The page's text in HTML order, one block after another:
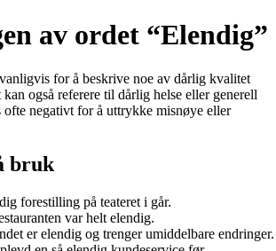
av ordet “Elendig”
for å beskrive noe av dårlig kvalitet
også referere til dårlig helse eller generell
ofte negativt for å uttrykke misnøye eller
bruk
forestilling på teateret i går.
var helt elendig.
er elendig og trenger umiddelbare endringer.